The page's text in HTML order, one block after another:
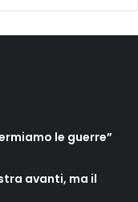
le guerre”
avanti, ma il